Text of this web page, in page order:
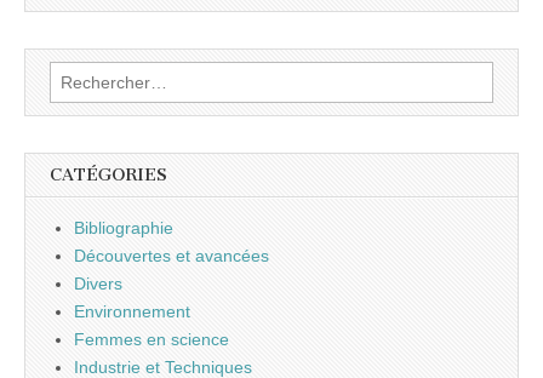
Rechercher :
CATÉGORIES
Bibliographie
Découvertes et avancées
Divers
Environnement
Femmes en science
Industrie et Techniques